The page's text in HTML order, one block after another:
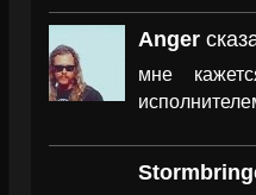
Anger
мне